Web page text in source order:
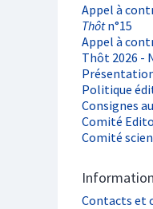
Appel à
Thôtn°15
Appel à
Thôt 2026 -
Politique
Consignes
Comité
Comité
Contacts et